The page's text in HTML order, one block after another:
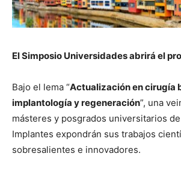
El Simposio Universidades abrirá el
Bajo el lema “Actualización en cirugía
implantología y regeneración”, una
másteres y posgrados universitarios
Implantes expondrán sus trabajos
sobresalientes e innovadores.